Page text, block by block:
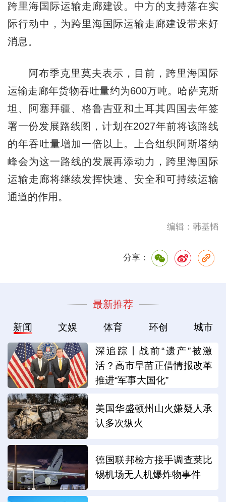
跨里海国际运输走廊建设。中方的支持落在实
际行动中，为跨里海国际运输走廊建设带来好
消息。
阿布季克里莫夫表示，目前，跨里海国际
运输走廊年货物吞吐量约为600万吨。哈萨克斯
坦、阿塞拜疆、格鲁吉亚和土耳其四国去年签
署一份发展路线图，计划在2027年前将该路线
的年吞吐量增加一倍以上。上合组织阿斯塔纳
峰会为这一路线的发展再添动力，跨里海国际
运输走廊将继续发挥快速、安全和可持续运输
通道的作用。
编辑：韩基韬
分享：
最新推荐
新闻 文娱 体育 环创 城市
深追踪丨战前“遗产”被激
活？高市早苗正借情报改革
推进“军事大国化”
美国华盛顿州山火嫌疑人承
认多次纵火
德国联邦检方接手调查莱比
锡机场无人机爆炸物事件